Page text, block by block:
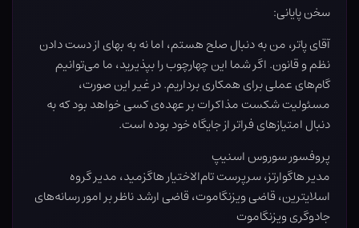
سخن پایانی:
آقای پاتر، من به دنبال صلح هستم، اما نه به بهای از دست دادن
نظم و قانون. اگر شما این چهارچوب را بپذیرید، ما می‌توانیم
گام‌های عملی برای همکاری برداریم. در غیر این صورت،
مسئولیت شکست مذاکرات بر عهده‌ی کسی خواهد بود که به
دنبال امتیازهای فراتر از جایگاه خود بوده است.
پروفسور سوروس اسنیپ
مدیر هاگوارتز، سرپرست تام‌الاختیار هاگزمید، مدیر گروه
اسلایترین، قاضی ویزنگاموت، قاضی ارشد ناظر بر امور رسانه‌های
جادوگری ویزنگاموت